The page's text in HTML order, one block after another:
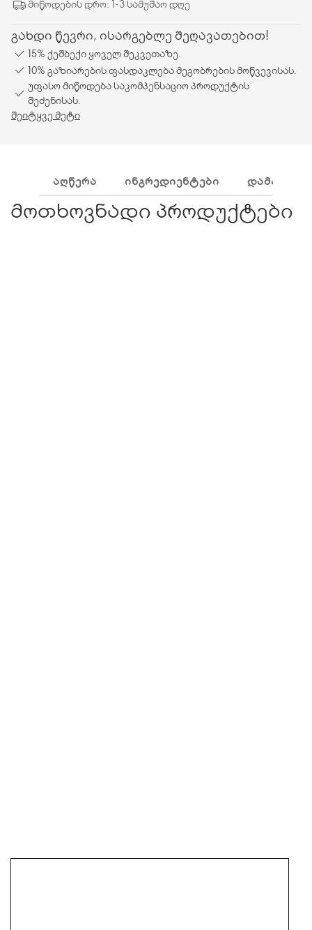
მიწოდების დრო: 1-3 სამუშაო დღე
გახდი წევრი, ისარგებლე შეღავათებით!
15% ქეშბექი ყოველ შეკვეთაზე.
10% გაზიარების ფასდაკლება მეგობრების მოწვევისას.
უფასო მიწოდება საკომპენსაციო პროდუქტის
შეძენისას.
შეიტყვე მეტი
ᲐᲦᲬᲔᲠᲐ ᲘᲜᲒᲠᲔᲓᲘᲔᲜᲢᲔᲑᲘ
მოთხოვნადი პროდუქტები